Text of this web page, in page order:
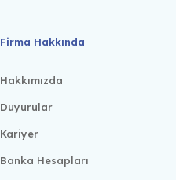
Firma Hakkında
Hakkımızda
Duyurular
Kariyer
Banka Hesapları